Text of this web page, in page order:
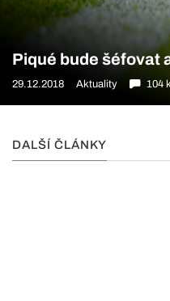
Piqué bude šéfovat
29.12.2018 Aktuality 104
DALŠÍ ČLÁNKY